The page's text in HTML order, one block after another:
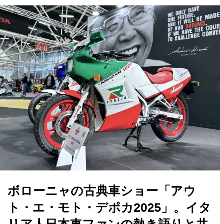
ボローニャの古典車ショー「アウ
ト・エ・モト・デポカ2025」。イタ